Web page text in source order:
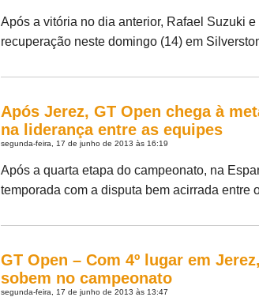
Após a vitória no dia anterior, Rafael Suzuki
recuperação neste domingo (14) em
Após Jerez, GT Open chega à
na liderança entre as equipes
segunda-feira, 17 de junho de 2013 às 16:19
Após a quarta etapa do campeonato, na
temporada com a disputa bem acirrada entre
GT Open – Com 4º lugar em
sobem no campeonato
segunda-feira, 17 de junho de 2013 às 13:47